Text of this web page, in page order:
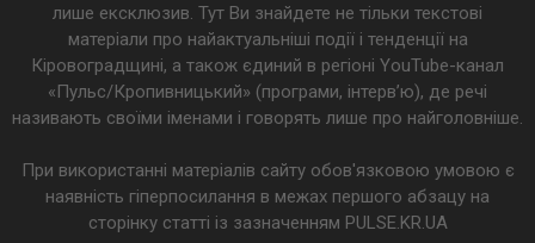
лише ексклюзив. Тут Ви знайдете не тільки текстові
матеріали про найактуальніші події і тенденції на
Кіровоградщині, а також єдиний в регіоні YouTube-канал
«Пульс/Кропивницький» (програми, інтерв’ю), де речі
називають своїми іменами і говорять лише про найголовніше.
При використанні матеріалів сайту обов'язковою умовою є
наявність гіперпосилання в межах першого абзацу на
сторінку статті із зазначенням PULSE.KR.UA